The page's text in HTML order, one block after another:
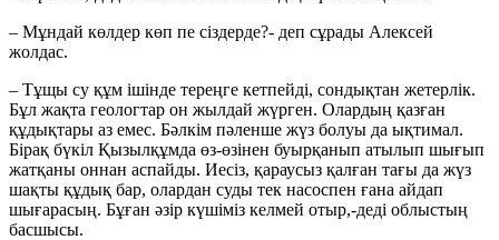
– Мұндай көлдер көп пе сіздерде?- деп сұрады Алексей
жолдас.
– Тұщы су құм ішінде тереңге кетпейді, сондықтан жетерлік.
Бұл жақта геологтар он жылдай жүрген. Олардың қазған
құдықтары аз емес. Бәлкім пәленше жүз болуы да ықтимал.
Бірақ бүкіл Қызылқұмда өз-өзінен буырқанып атылып шығып
жатқаны оннан аспайды. Иесіз, қараусыз қалған тағы да жүз
шақты құдық бар, олардан суды тек насоспен ғана айдап
шығарасың. Бұған әзір күшіміз келмей отыр,-деді облыстың
басшысы.